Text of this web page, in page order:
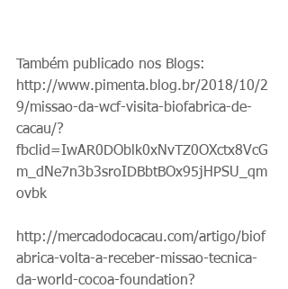
Também publicado nos Blogs:
http://www.pimenta.blog.br/2018/10/2
9/missao-da-wcf-visita-biofabrica-de-
cacau/?
fbclid=IwAR0DOblk0xNvTZ0OXctx8VcG
m_dNe7n3b3sroIDBbtBOx95jHPSU_qm
ovbk
http://mercadodocacau.com/artigo/biof
abrica-volta-a-receber-missao-tecnica-
da-world-cocoa-foundation?